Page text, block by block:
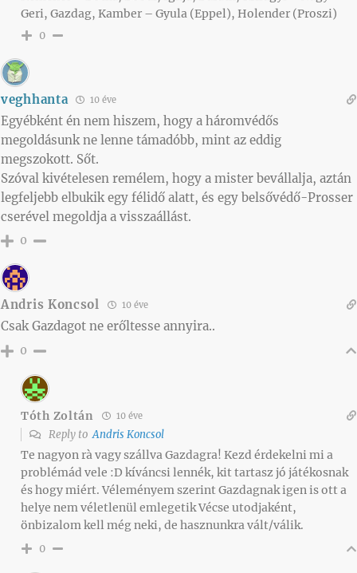
Geri, Gazdag, Kamber – Gyula (Eppel), Holender (Proszi)
0
veghhanta 10 éve
Egyébként én nem hiszem, hogy a háromvédős
megoldásunk ne lenne támadóbb, mint az eddig
megszokott. Sőt.
Szóval kivételesen remélem, hogy a mister bevállalja, aztán
legfeljebb elbukik egy félidő alatt, és egy belsővédő-Prosser
cserével megoldja a visszaállást.
0
Andris Koncsol 10 éve
Csak Gazdagot ne erőltesse annyira..
0
Tóth Zoltán 10 éve
Reply toAndris Koncsol
Te nagyon rà vagy szállva Gazdagra! Kezd érdekelni mi a
problémád vele :D kíváncsi lennék, kit tartasz jó játékosnak
és hogy miért. Véleményem szerint Gazdagnak igen is ott a
helye nem véletlenül emlegetik Vécse utodjaként,
önbizalom kell még neki, de hasznunkra vált/válik.
0